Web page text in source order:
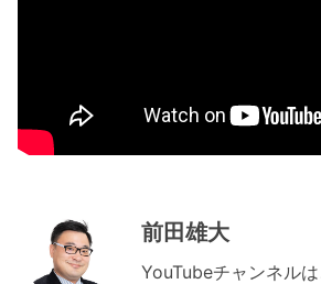
前田雄大
YouTubeチャンネル